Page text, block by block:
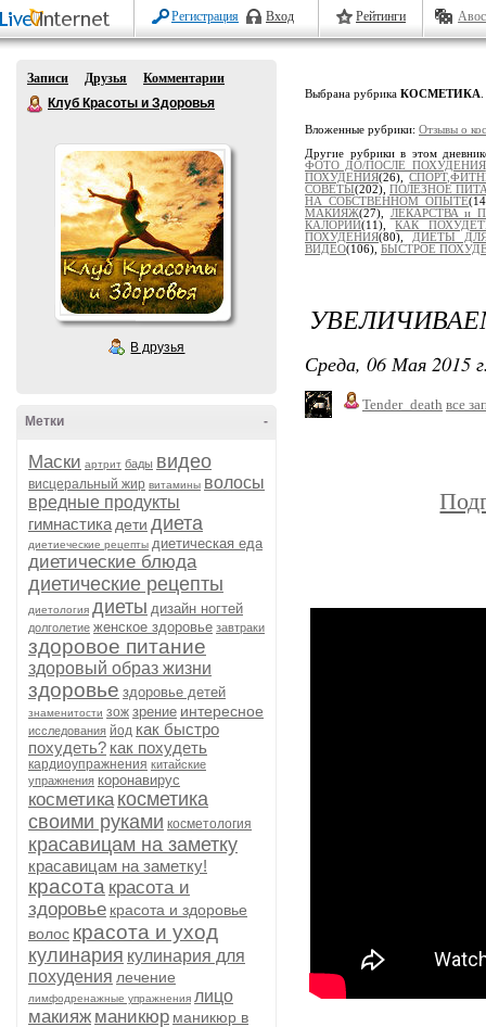
Регистрация Вход Рейтинги
Записи Друзья
Комментарии
Клуб Красоты и Здоровья
В друзья
-
Метки
Маски артрит бады видео
висцеральный жир витамины волосы
вредные продукты
гимнастика дети диета
диетиеческие рецепты диетическая еда
диетические блюда
диетические рецепты
диетология диеты дизайн ногтей
долголетие женское здоровье завтраки
здоровое питание
здоровый образ жизни
здоровье здоровье детей
знаменитости зож зрение интересное
исследования йод как быстро
похудеть? как похудеть
кардиоупражнения китайские
упражнения коронавирус
косметика косметика
своими руками косметология
красавицам на заметку
красавицам на заметку!
красота красота и
здоровье красота и здоровье
волос красота и уход
кулинария кулинария для
похудения лечение
лимфодренажные упражнения лицо
макияж маникюр маникюр в
Выбрана рубрика КОСМЕТИКА
Вложенные рубрики: Отзывы о
Другие рубрики в этом
ФОТО ДО/ПОСЛЕ ПОХУДЕНИЯ
ПОХУДЕНИЯ(26),
СОВЕТЫ(202), ПОЛЕЗНОЕ
НА СОБСТВЕННОМ ОПЫТЕ
МАКИЯЖ(27),
ЛЕКАРСТВА и
КАЛОРИИ(11),КАК
ПОХУДЕНИЯ(80), ДИЕТЫ
ВИДЕО(106), БЫСТРОЕ
Среда, 06 Мая 2015
Tender_death все